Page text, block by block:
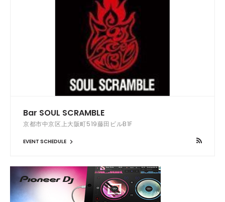
Bar SOUL SCRAMBLE
京都市中京区上大阪町519藤田ビルB1F
EVENT SCHEDULE